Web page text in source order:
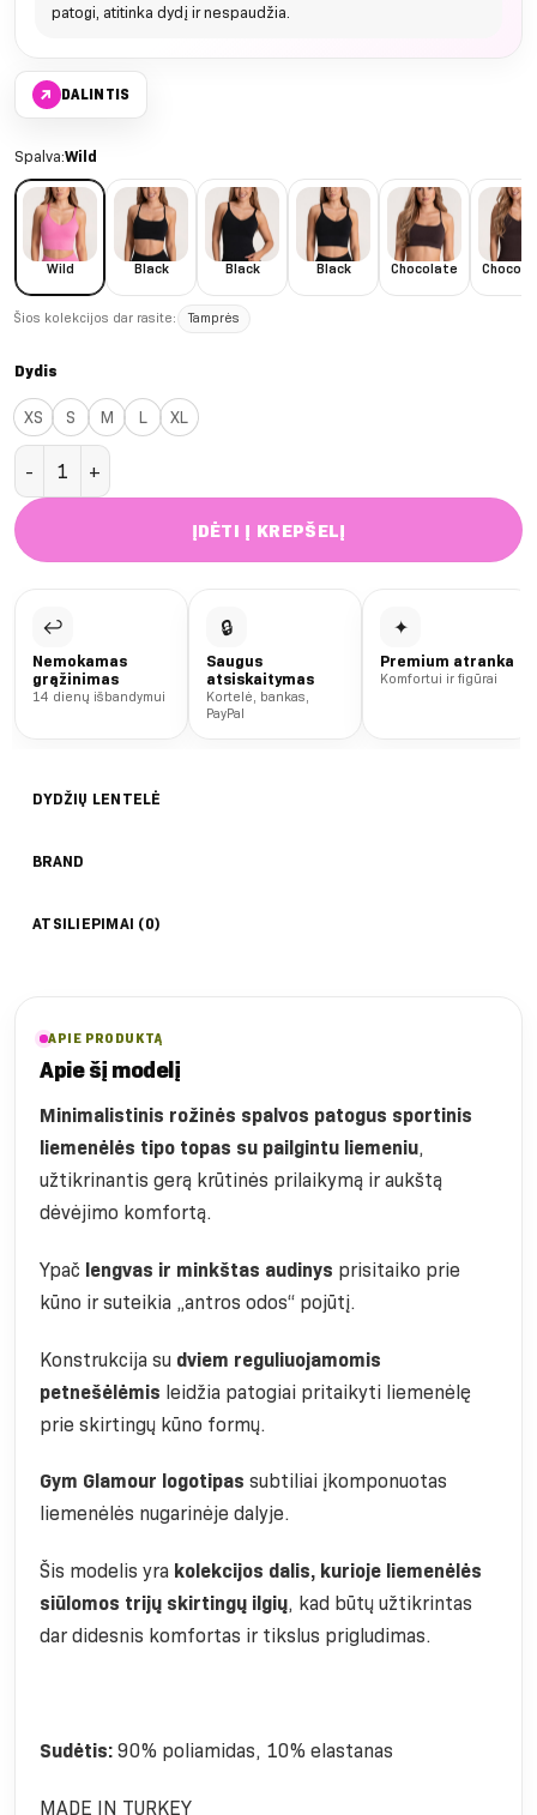
patogi, atitinka dydį ir nespaudžia.
↗ DALINTIS
Spalva:Wild
Wild Black Black Black Chocolate
Šios kolekcijos dar rasite: Tamprės
Dydis
XS S M L
XL
produkto kiekis: Wild Pink Second Skin Mid liemenėlė
ĮDĖTI Į KREPŠELĮ
↩
Nemokamas
grąžinimas
14 dienų išbandymui
🔒
Saugus
atsiskaitymas
Kortelė, bankas,
PayPal
✦
Premium atranka
Komfortui ir figūrai
DYDŽIŲ LENTELĖ
BRAND
ATSILIEPIMAI (0)
APIE PRODUKTĄ
Apie šį modelį
Minimalistinis rožinės spalvos patogus sportinis
liemenėlės tipo topas su pailgintu liemeniu,
užtikrinantis gerą krūtinės prilaikymą ir aukštą
dėvėjimo komfortą.
Ypač lengvas ir minkštas audinys prisitaiko prie
kūno ir suteikia „antros odos“ pojūtį.
Konstrukcija su dviem reguliuojamomis
petnešėlėmis leidžia patogiai pritaikyti liemenėlę
prie skirtingų kūno formų.
Gym Glamour logotipas subtiliai įkomponuotas
liemenėlės nugarinėje dalyje.
Šis modelis yra kolekcijos dalis, kurioje liemenėlės
siūlomos trijų skirtingų ilgių, kad būtų užtikrintas
dar didesnis komfortas ir tikslus prigludimas.
Sudėtis: 90% poliamidas, 10% elastanas
MADE IN TURKEY